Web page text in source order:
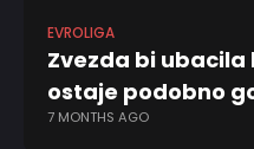
EVROLIGA
Zvezda bi ubacila
ostaje podobno
7 MONTHS AGO